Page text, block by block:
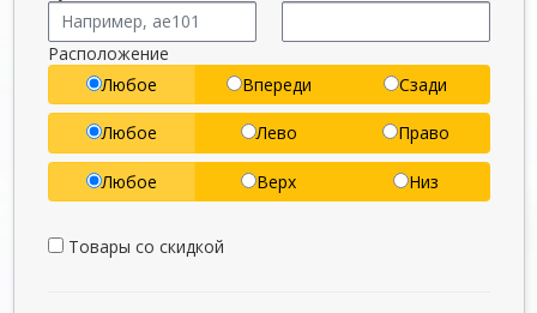
Расположение
Любое
Впереди Сзади
Любое Лево Право
Любое Верх Низ
Товары со скидкой